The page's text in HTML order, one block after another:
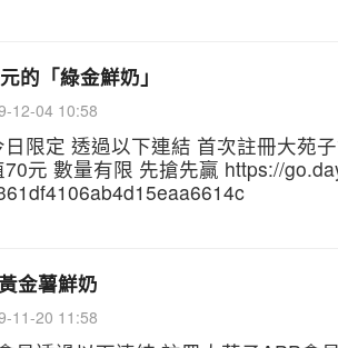
的「綠金鮮奶」
12-04 10:58
限定 透過以下連結 首次註冊大苑
元 數量有限 先搶先贏 https://
金薯鮮奶
11-20 11:58